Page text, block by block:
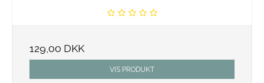
129,00 DKK
VIS PRODUKT